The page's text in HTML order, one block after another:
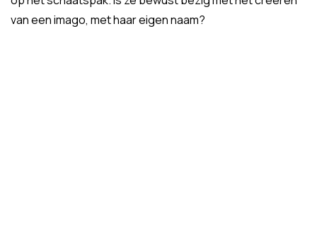
van een imago, met haar eigen naam?